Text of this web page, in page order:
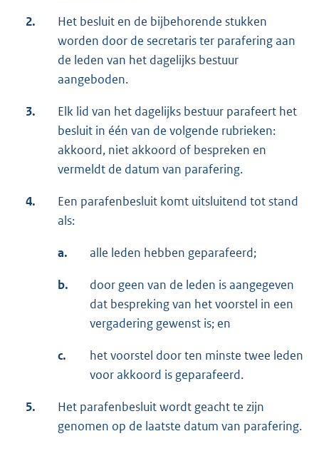
2.
Het besluit en de bijbehorende stukken
worden door de secretaris ter parafering aan
de leden van het dagelijks bestuur
aangeboden.
3.
Elk lid van het dagelijks bestuur parafeert het
besluit in één van de volgende rubrieken:
akkoord, niet akkoord of bespreken en
vermeldt de datum van parafering.
4.
Een parafenbesluit komt uitsluitend tot stand
als:
a. alle leden hebben geparafeerd;
b.
door geen van de leden is aangegeven
dat bespreking van het voorstel in een
vergadering gewenst is; en
c.
het voorstel door ten minste twee leden
voor akkoord is geparafeerd.
5.
Het parafenbesluit wordt geacht te zijn
genomen op de laatste datum van parafering.